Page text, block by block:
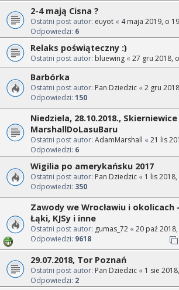
2-4 mają Cisna ?
Ostatni post autor: euyot « 4 maja 2019, o
Odpowiedzi: 6
Relaks poświąteczny :)
Ostatni post autor: bluewing « 27 gru 2018,
Barbórka
Ostatni post autor: Pan Dziedzic « 2 gru
Odpowiedzi: 150
Niedziela, 28.10.2018., Skierniewice
MarshallDoLasuBaru
Ostatni post autor: AdamMarshall « 21 lis
Odpowiedzi: 6
Wigilia po amerykańsku 2017
Ostatni post autor: Pan Dziedzic « 1 lis
Odpowiedzi: 350
Zawody we Wrocławiu i okolicach
Łąki, KJSy i inne
Ostatni post autor: gumas_72 « 20 paź
Odpowiedzi: 9618
29.07.2018, Tor Poznań
Ostatni post autor: Pan Dziedzic « 1 sie
Odpowiedzi: 2